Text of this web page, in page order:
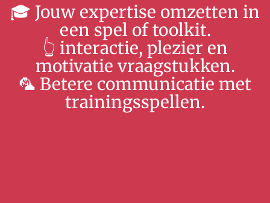
🎓 Jouw expertise omzetten in
een spel of toolkit.
👆 interactie, plezier en
motivatie vraagstukken.
🦜 Betere communicatie met
trainingsspellen.